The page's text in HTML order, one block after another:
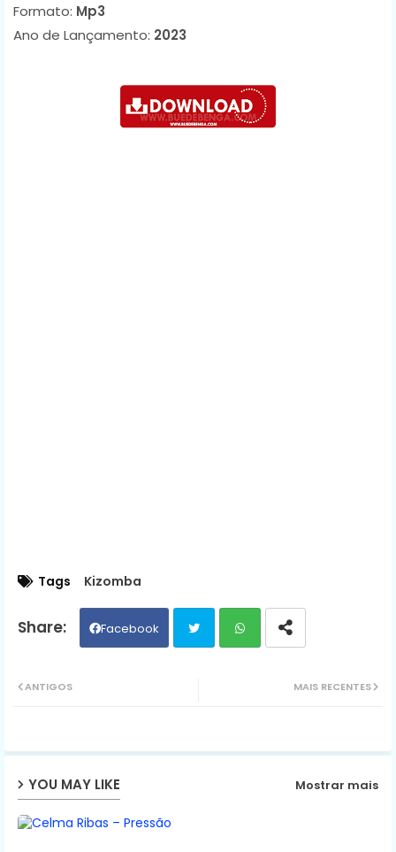
Formato: Mp3
Ano de Lançamento: 2023
Tags Kizomba
Facebook
ap
MAIS RECENTES
ANTIGOS
YOU MAY LIKE Mostrar mais